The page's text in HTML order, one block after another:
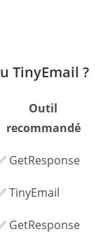
TinyEmail ?
Outil
recommandé
GetResponse
TinyEmail
GetResponse